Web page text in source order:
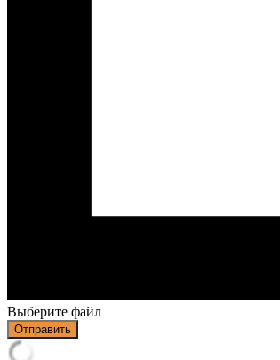
Выберите файл
Отправить